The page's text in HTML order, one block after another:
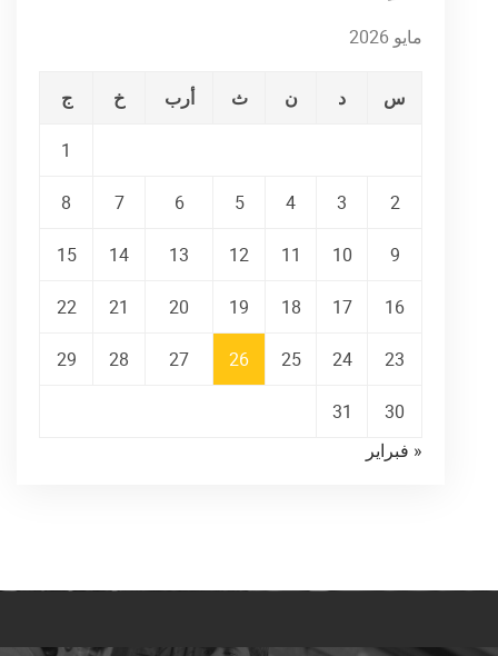
مايو 2026
س د ن ث أرب خ ج
1
2
3
4
5
6
7
8
9
10
11
12
13
14
15
16
17
18
19
20
21
22
23
24
25
26
27
28
29
30
31
« فبراير